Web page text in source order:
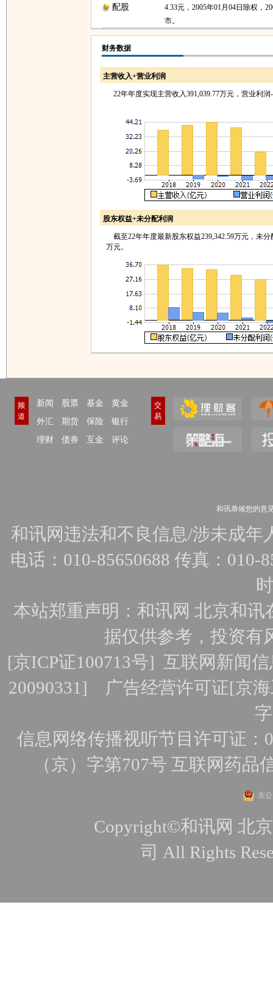
配股
4.33元，2005年01月04日除权，
市。
财务数据
主营收入+营业利润
22年年度实现主营收入391,039.77万元，营业利润
股东权益+未分配利润
截至22年年度最新股东权益239,342.59万元，未分
万元。
频
道
新闻 股票 基金
黄金
外汇
期货 保险
银行
理财
债券 互金 评论
交
易
和讯恭候您的意
和讯网违法和不良信息/涉未成年
电话：010-85650688 传真：010-
本站郑重声明：和讯网 北京和
据仅供参考，投资有
[京ICP证100713号]互联网新闻
20090331] 广告经营许可证[京
信息网络传播视听节目许可证：
（京）字第707号 互联网药品
京
Copyright©和讯网 北
司 All Rights